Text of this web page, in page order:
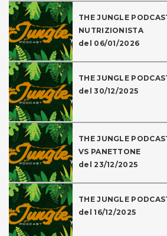
THE JUNGLE
NUTRIZIONISTA
del 06/01/2026
THE JUNGLE
del 30/12/2025
THE JUNGLE
VS PANETTONE
del 23/12/2025
THE JUNGLE
del 16/12/2025